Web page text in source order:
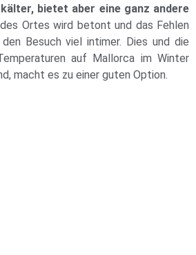
bietet aber eine ganz andere
des Ortes wird betont und das Fehlen
Besuch viel intimer. Dies und die
auf Mallorca im Winter
macht es zu einer guten Option.